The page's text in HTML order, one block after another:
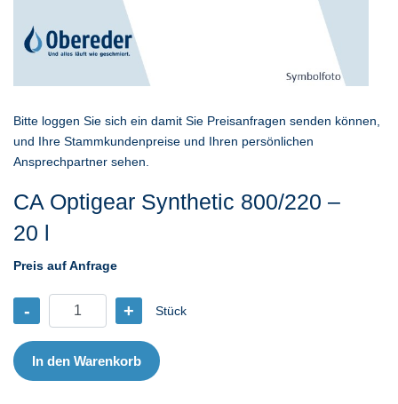
CA Optigear Synthetic 800/220 –
20 l
Preis auf Anfrage
CA
Optigear
Synthetic
800/220
- + Stück
In den Warenkorb
Bitte loggen Sie sich ein damit Sie Preisanfragen senden können,
und Ihre Stammkundenpreise und Ihren persönlichen
Ansprechpartner sehen.